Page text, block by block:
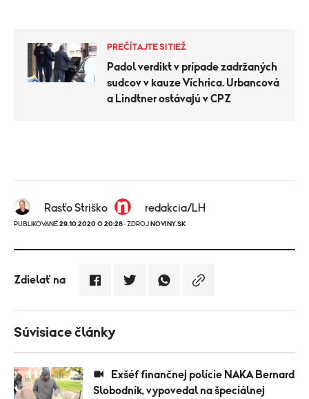
PREČÍTAJTE SI TIEŽ
Padol verdikt v prípade zadržaných
sudcov v kauze Víchrica. Urbancová
a Lindtner ostávajú v CPZ
Rasťo Striško redakcia/LH
PUBLIKOVANÉ 29.10.2020 O 20:28 · ZDROJ NOVINY.SK
Zdielať na
Súvisiace články
Slobodník, vypovedal na špeciálnej